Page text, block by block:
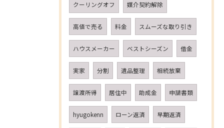
クーリングオフ 媒介契約解除
高値で売る 料金 スムーズな取り引き
ハウスメーカー ベストシーズン 借金
実家 分割 遺品整理 相続放棄
譲渡所得 居住中 助成金 申請書類
hyugokenn ローン返済 早期返済